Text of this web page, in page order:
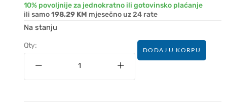
10% povoljnije za jednokratno ili gotovinsko plaćanje
ili samo198,29 KM mjesečno uz 24 rate
Na stanju
Qty:
DODAJ U KORPU